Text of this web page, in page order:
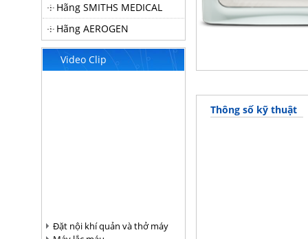
Hãng SMITHS MEDICAL
Hãng AEROGEN
Video Clip
Đặt nội khí quản và thở máy
Thông số kỹ thuật